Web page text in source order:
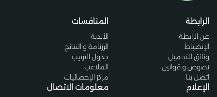
الرابطة
عن الرابطة
الإنضباط
وثائق للتحميل
نصوص و قوانين
اتصل بنا
المنافسات
الأندية
الرزنامة و النتائج
جدول الترتيب
الملاعب
مركز الإحصائيات
الإعلام معلومات الاتصال